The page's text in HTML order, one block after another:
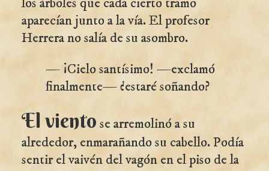
aparecían junto a la vía. El profesor
Herrera no salía de su asombro.
— ¡Cielo santísimo! —exclamó
finalmente— ¿estaré soñando?
El viento se arremolinó a su
alrededor, enmarañando su cabello. Podía
sentir el vaivén del vagón en el piso de la